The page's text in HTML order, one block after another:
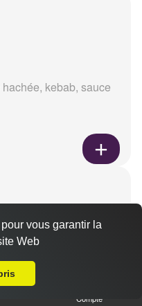
kebab, sauce
viande hachée,
Compte
vous garantir la
Web